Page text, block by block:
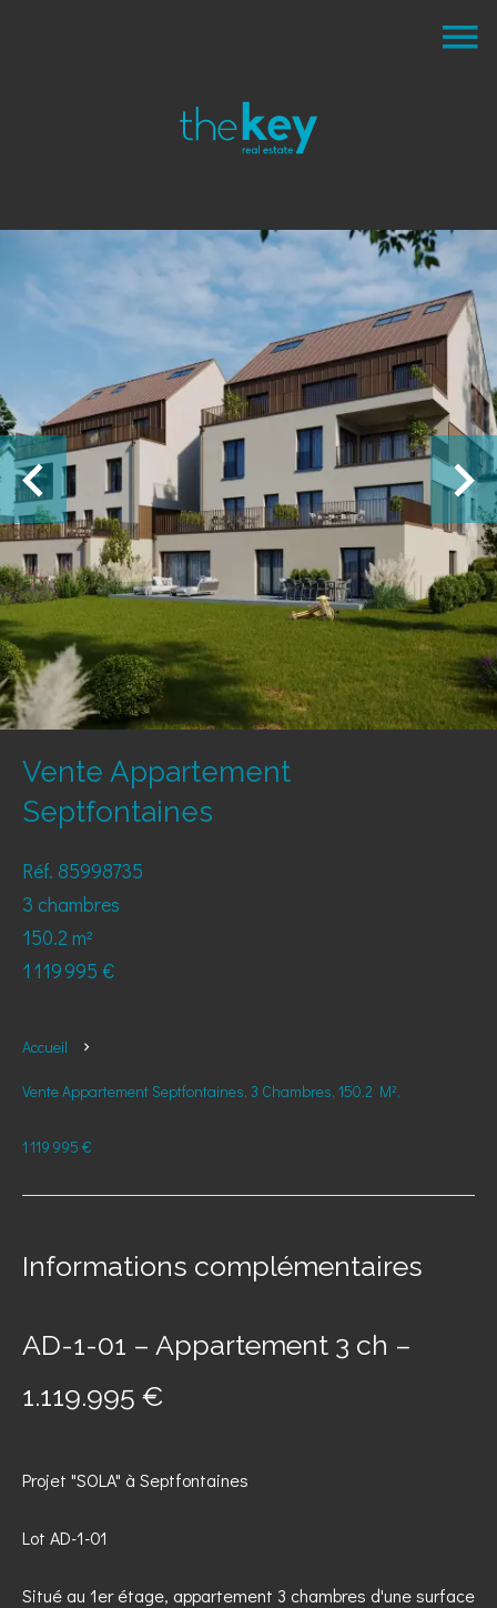
Vente Appartement
Septfontaines
Réf. 85998735
3 chambres
150.2 m²
1 119 995 €
Accueil
Vente Appartement Septfontaines, 3 Chambres, 150.2 M²,
1 119 995 €
Informations complémentaires
AD-1-01 – Appartement 3 ch –
1.119.995 €
Projet "SOLA" à Septfontaines
Lot AD-1-01
Situé au 1er étage, appartement 3 chambres d'une surface